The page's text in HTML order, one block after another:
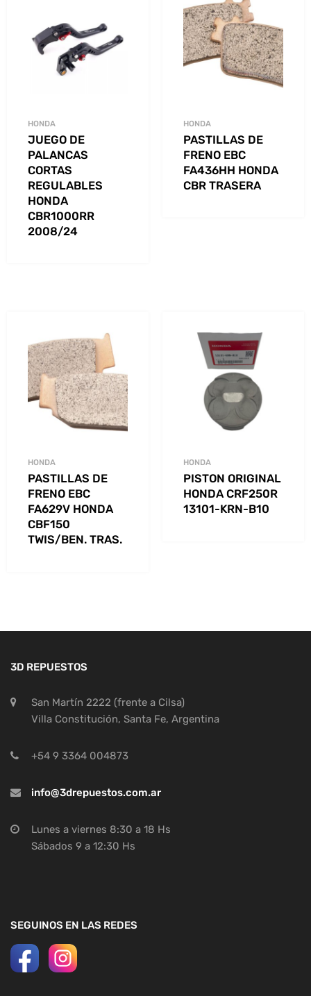
HONDA
JUEGO DE
PALANCAS
CORTAS
REGULABLES
HONDA
CBR1000RR
2008/24
HONDA
PASTILLAS DE
FRENO EBC
FA436HH HONDA
CBR TRASERA
HONDA
PASTILLAS DE
FRENO EBC
FA629V HONDA
CBF150
TWIS/BEN. TRAS.
HONDA
PISTON ORIGINAL
HONDA CRF250R
13101-KRN-B10
3D REPUESTOS
San Martín 2222 (frente a Cilsa)
Villa Constitución, Santa Fe, Argentina
+54 9 3364 004873
info@3drepuestos.com.ar
Lunes a viernes 8:30 a 18 Hs
Sábados 9 a 12:30 Hs
SEGUINOS EN LAS REDES